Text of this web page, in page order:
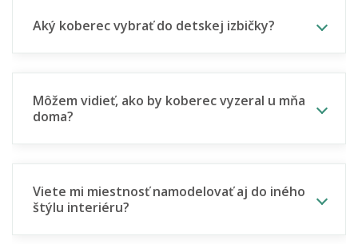
Aký koberec vybrať do detskej izbičky?
Môžem vidieť, ako by koberec vyzeral u mňa
doma?
Viete mi miestnosť namodelovať aj do iného
štýlu interiéru?